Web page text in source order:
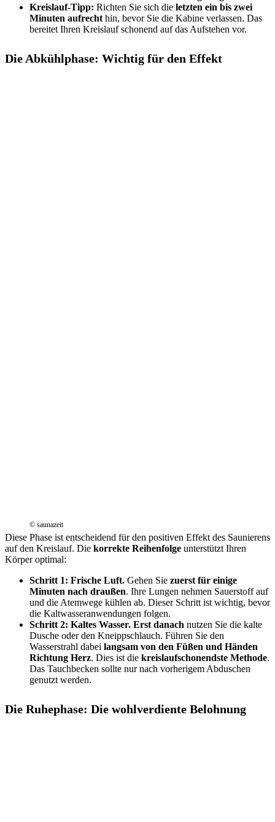
Kreislauf-Tipp: Richten Sie sich die letzten ein bis zwei
Minuten aufrecht hin, bevor Sie die Kabine verlassen. Das
bereitet Ihren Kreislauf schonend auf das Aufstehen vor.
Die Abkühlphase: Wichtig für den Effekt
© saunazeit
Diese Phase ist entscheidend für den positiven Effekt des Saunierens
auf den Kreislauf. Die korrekte Reihenfolge unterstützt Ihren
Körper optimal:
Schritt 1: Frische Luft. Gehen Sie zuerst für einige
Minuten nach draußen. Ihre Lungen nehmen Sauerstoff auf
und die Atemwege kühlen ab. Dieser Schritt ist wichtig, bevor
die Kaltwasseranwendungen folgen.
Schritt 2: Kaltes Wasser. Erst danach nutzen Sie die kalte
Dusche oder den Kneippschlauch. Führen Sie den
Wasserstrahl dabei langsam von den Füßen und Händen
Richtung Herz. Dies ist die kreislaufschonendste Methode.
Das Tauchbecken sollte nur nach vorherigem Abduschen
genutzt werden.
Die Ruhephase: Die wohlverdiente Belohnung